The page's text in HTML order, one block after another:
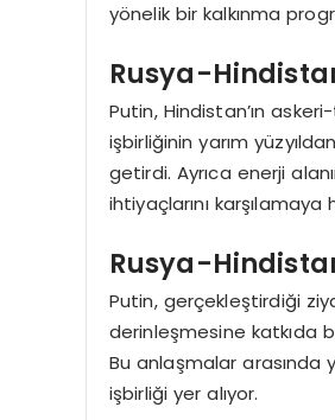
yönelik bir kalkınma
Rusya-
Putin, Hindistan’ın
işbirliğinin yarım
getirdi. Ayrıca enerji
ihtiyaçlarını
Rusya-
Putin, gerçekleştirdiği
derinleşmesine katkıda
Bu anlaşmalar arasında
işbirliği yer alıyor.